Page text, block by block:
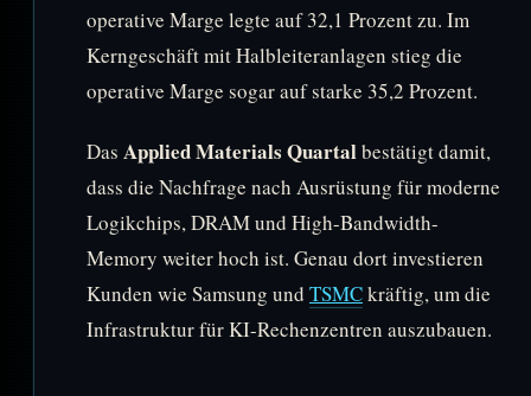
operative Marge legte auf 32,1 Prozent zu. Im
Kerngeschäft mit Halbleiteranlagen stieg die
operative Marge sogar auf starke 35,2 Prozent.
Das Applied Materials Quartalbestätigt damit,
dass die Nachfrage nach Ausrüstung für moderne
Logikchips, DRAM und High-Bandwidth-
Memory weiter hoch ist. Genau dort investieren
Kunden wie Samsung und TSMCkräftig, um die
Infrastruktur für KI-Rechenzentren auszubauen.